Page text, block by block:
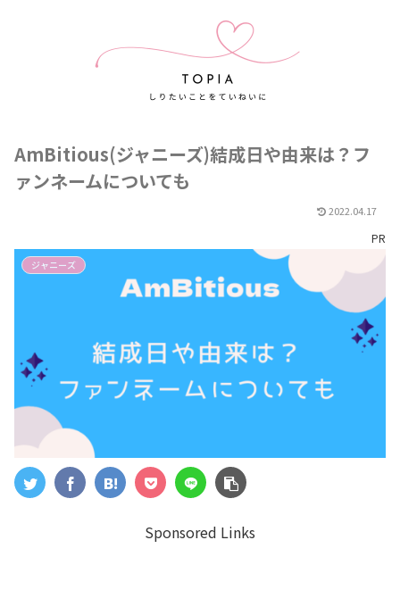
AmBitious(ジャニーズ)結成日や由来は？フ
ァンネームについても
2022.04.17
PR
ジャニーズ
Sponsored Links